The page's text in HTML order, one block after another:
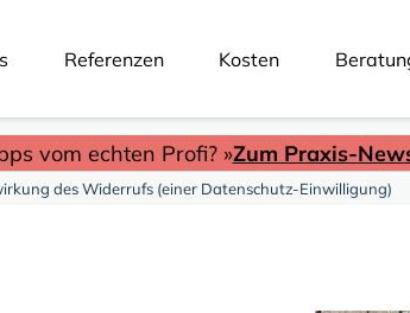
Referenzen Kosten
vom echten Profi? »Zum Praxis-
des Widerrufs (einer Datenschutz-Einwilligung)